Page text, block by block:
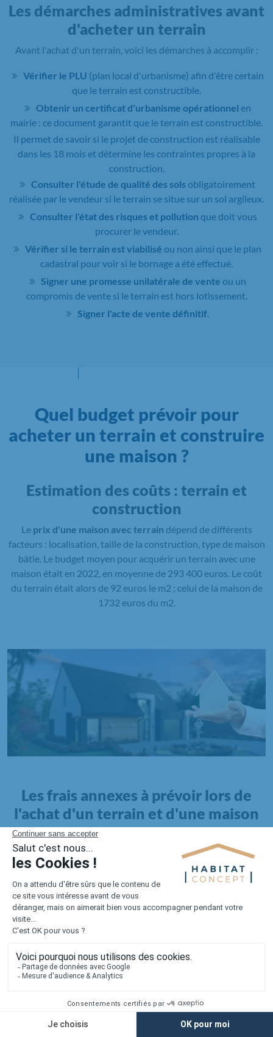
Les démarches administratives avant
d'acheter un terrain
Avant l'achat d'un terrain, voici les démarches à accomplir :
Vérifier le PLU (plan local d'urbanisme) afin d'être certain
que le terrain est constructible.
Obtenir un certificat d'urbanisme opérationnel en
mairie : ce document garantit que le terrain est constructible.
Il permet de savoir si le projet de construction est réalisable
dans les 18 mois et détermine les contraintes propres à la
construction.
Consulter l'étude de qualité des sols obligatoirement
réalisée par le vendeur si le terrain se situe sur un sol argileux.
Consulter l'état des risques et pollution que doit vous
procurer le vendeur.
Vérifier si le terrain est viabilisé ou non ainsi que le plan
cadastral pour voir si le bornage a été effectué.
Signer une promesse unilatérale de vente ou un
compromis de vente si le terrain est hors lotissement.
Signer l'acte de vente définitif
Quel budget prévoir pour
acheter un terrain et construire
une maison ?
Estimation des coûts : terrain et
construction
Le prix d'une maison avec terrain dépend de différents
facteurs : localisation, taille de la construction, type de maison
bâtie. Le budget moyen pour acquérir un terrain avec une
maison était en 2022, en moyenne de 293 400 euros. Le coût
du terrain était alors de 92 euros le m2 ; celui de la maison de
1732 euros du m2.
Les frais annexes à prévoir lors de
l'achat d'un terrain et d'une maison
Il faut également intégrer à votre budget, les
pour la maison. Outre l'achat du terrain et la construction, il
faut prendre en compte la viabilisation si elle n'est pas
proposée par le constructeur. Les frais de raccordements et les
taxes éventuelles coûtent entre 5 000 et 15 000 euros selon la
localisation du terrain et son accès.
Quant auxfrais de notaire
Lorsque vous vous tournez vers une maison existante, il sera
nécessaire de faire des travaux de rénovation. Ceux-ci sont
souvent coûteux et doivent être ajoutés au prix de l'achat